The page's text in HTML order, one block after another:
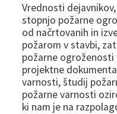
Vrednosti
stopnjo požarne
od načrtovanih in
požarom v stavbi,
požarne
projektne
varnosti, študij
požarne varnosti
ki nam je na